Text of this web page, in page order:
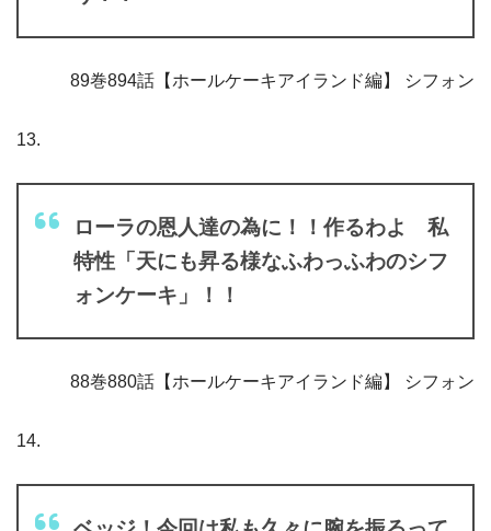
89巻894話【ホールケーキアイランド編】 シフォン
13.
ローラの恩人達の為に！！作るわよ 私
特性「天にも昇る様なふわっふわのシフ
ォンケーキ」！！
88巻880話【ホールケーキアイランド編】 シフォン
14.